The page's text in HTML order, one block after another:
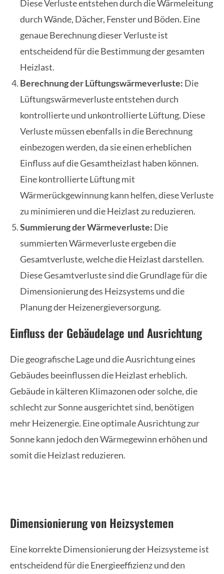
Diese Verluste entstehen durch die Wärmeleitung
durch Wände, Dächer, Fenster und Böden. Eine
genaue Berechnung dieser Verluste ist
entscheidend für die Bestimmung der gesamten
Heizlast.
Berechnung der Lüftungswärmeverluste: Die
Lüftungswärmeverluste entstehen durch
kontrollierte und unkontrollierte Lüftung. Diese
Verluste müssen ebenfalls in die Berechnung
einbezogen werden, da sie einen erheblichen
Einfluss auf die Gesamtheizlast haben können.
Eine kontrollierte Lüftung mit
Wärmerückgewinnung kann helfen, diese Verluste
zu minimieren und die Heizlast zu reduzieren.
Summierung der Wärmeverluste: Die
summierten Wärmeverluste ergeben die
Gesamtverluste, welche die Heizlast darstellen.
Diese Gesamtverluste sind die Grundlage für die
Dimensionierung des Heizsystems und die
Planung der Heizenergieversorgung.
Einfluss der Gebäudelage und Ausrichtung
Die geografische Lage und die Ausrichtung eines
Gebäudes beeinflussen die Heizlast erheblich.
Gebäude in kälteren Klimazonen oder solche, die
schlecht zur Sonne ausgerichtet sind, benötigen
mehr Heizenergie. Eine optimale Ausrichtung zur
Sonne kann jedoch den Wärmegewinn erhöhen und
somit die Heizlast reduzieren.
Dimensionierung von Heizsystemen
Eine korrekte Dimensionierung der Heizsysteme ist
entscheidend für die Energieeffizienz und den